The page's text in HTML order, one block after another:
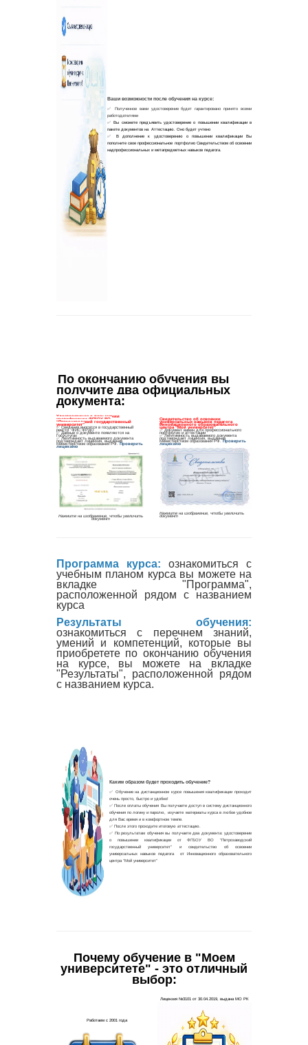
По окончанию обучения вы
получите два официальных
документа:
Программа курса: ознакомиться с
учебным планом курса вы можете на
вкладке "Программа",
расположенной рядом с названием
курса
Результаты обучения:
ознакомиться с перечнем знаний,
умений и компетенций, которые вы
приобретете по окончанию обучения
на курсе, вы можете на вкладке
"Результаты", расположенной рядом
с названием курса.
Почему обучение в "Моем
университете" - это отличный
выбор: